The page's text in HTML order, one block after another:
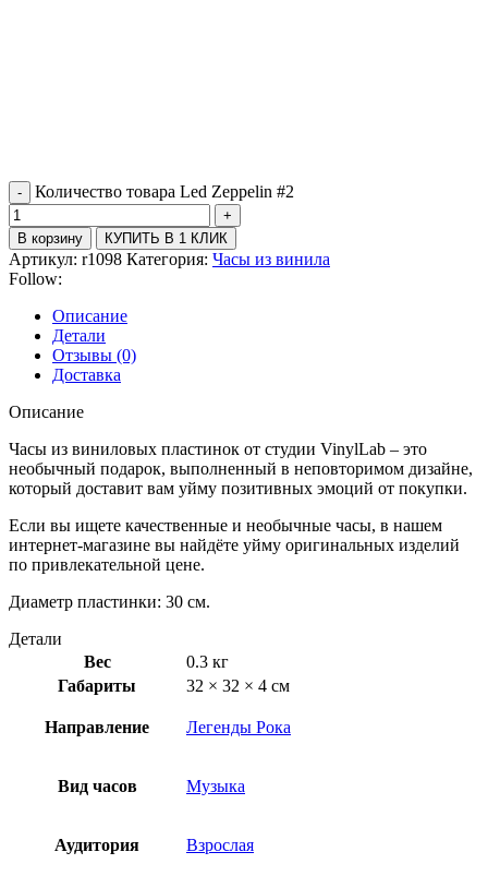
Количество товара Led Zeppelin #2
В корзину КУПИТЬ В 1 КЛИК
Артикул: r1098 Категория: Часы из винила
Follow:
Описание
Детали
Отзывы (0)
Доставка
Описание
Часы из виниловых пластинок от студии VinylLab – это
необычный подарок, выполненный в неповторимом дизайне,
который доставит вам уйму позитивных эмоций от покупки.
Если вы ищете качественные и необычные часы, в нашем
интернет-магазине вы найдёте уйму оригинальных изделий
по привлекательной цене.
Диаметр пластинки: 30 см.
Детали
Вес
0.3 кг
Габариты
32 × 32 × 4 см
Направление Легенды Рока
Вид часов Музыка
Аудитория Взрослая